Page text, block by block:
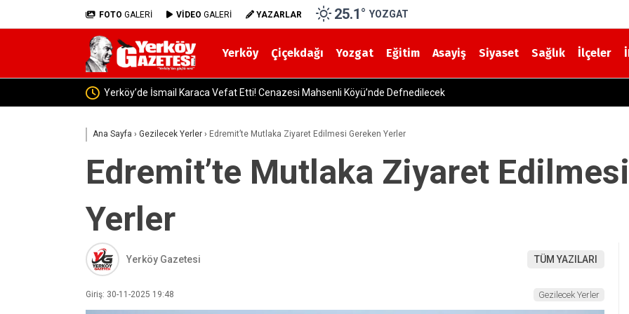
FOTO GALERİ VİDEO GALERİ YAZARLAR 25.1° YOZGAT
Yerköy Çiçekdağı Yozgat Eğitim Asayiş Siyaset Sağlık İlçeler
Alimpınar Köyünden, Kadir Altınsoy Hayatını Kaybetti
Ana Sayfa › Gezilecek Yerler › Edremit’te Mutlaka Ziyaret Edilmesi Gereken Yerler
Edremit’te Mutlaka Ziyaret
Yerler
Yerköy Gazetesi TÜM YAZILARI
Giriş: 30-11-2025 19:48 Gezilecek Yerler